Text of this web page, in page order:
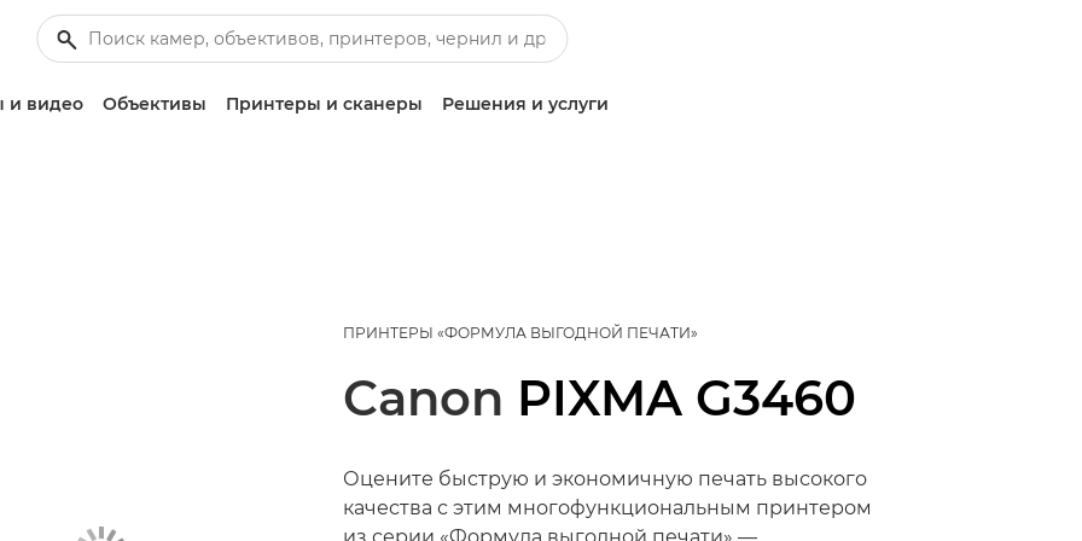
и видео Объективы Принтеры и сканеры Решения и услуги
ПРИНТЕРЫ «ФОРМУЛА ВЫГОДНОЙ ПЕЧАТИ»
Canon PIXMA G3460
Оцените быструю и экономичную печать высокого
качества с этим многофункциональным принтером